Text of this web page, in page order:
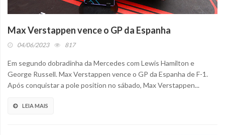
Max Verstappen vence o GP da Espanha
04/06/2023 817
Em segundo dobradinha da Mercedes com Lewis Hamilton e
George Russell. Max Verstappen vence o GP da Espanha de F-1.
Após conquistar a pole position no sábado, Max Verstappen...
LEIA MAIS